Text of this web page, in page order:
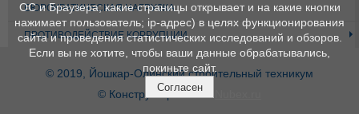
БЮРОКРАТИЧЕСКАЯ НАГРУЗКА
ПРОТИВОДЕЙСТВИЕ КОРРУПЦИИ
© 2019, Йошкар-Олинский строительный техникум
© Конструктор сайтов
ОС и Браузера; какие страницы открывает и на какие кнопки
нажимает пользователь; ip-адрес) в целях функционирования
сайта и проведения статистических исследований и обзоров.
Если вы не хотите, чтобы ваши данные обрабатывались,
покиньте сайт.
Согласен